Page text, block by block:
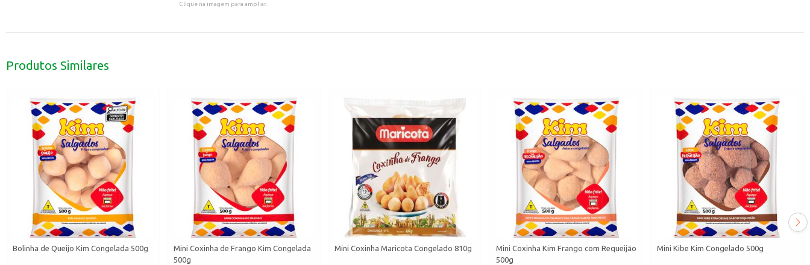
Clique na imagem para ampliar.
Produtos Similares
Bolinha de Queijo Kim Congelada 500g
Mini Coxinha de Frango Kim Congelada
500g
Mini Coxinha Maricota Congelado 810g
Mini Coxinha Kim Frango com Requeijão
500g
Mini Kibe Kim Congelado 500g